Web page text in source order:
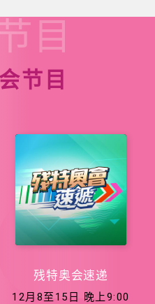
节目
目
残特奥会速递
12月8至15日 晚上9:00